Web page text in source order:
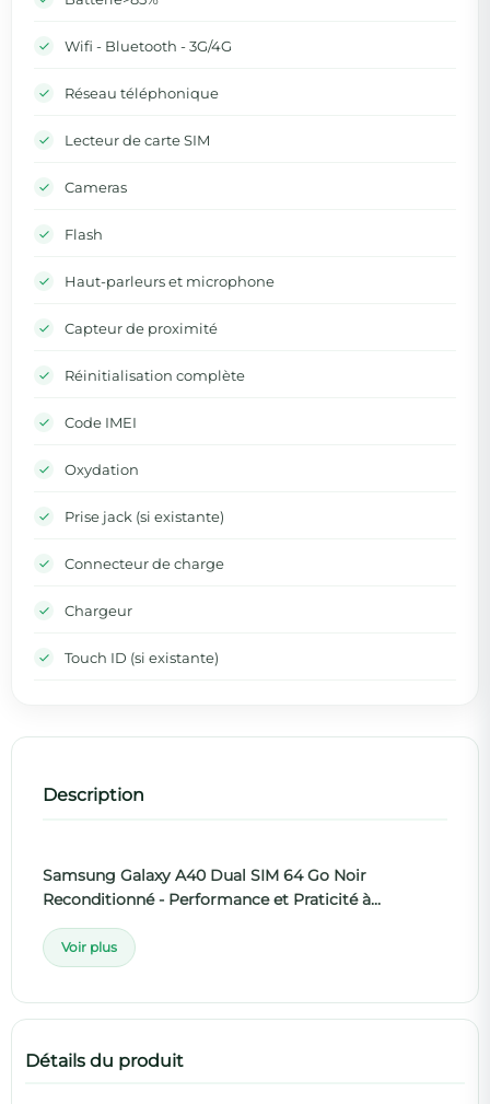
Wifi - Bluetooth - 3G/4G
Réseau téléphonique
Lecteur de carte SIM
Cameras
Flash
Haut-parleurs et microphone
Capteur de proximité
Réinitialisation complète
Code IMEI
Oxydation
Prise jack (si existante)
Connecteur de charge
Chargeur
Touch ID (si existante)
Description
Samsung Galaxy A40 Dual SIM 64 Go Noir
Reconditionné- Performance et Praticité à...
Voir plus
Détails du produit